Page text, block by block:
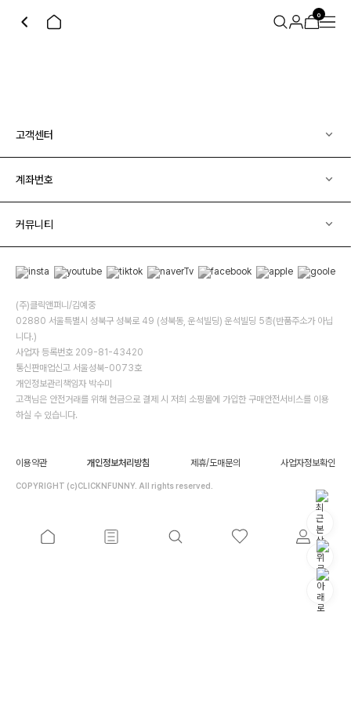
0
고객센터
계좌번호
커뮤니티
(주)클릭앤퍼니/김예중
02880 서울특별시 성북구 성북로 49 (성북동, 운석빌딩) 운석빌딩 5층(반품주소가 아닙
니다.)
사업자 등록번호 209-81-43420
통신판매업신고 서울성북-0073호
개인정보관리책임자 박수미
고객님은 안전거래를 위해 현금으로 결제 시 저희 소핑몰에 가입한 구매안전서비스를 이용
하실 수 있습니다.
이용약관 개인정보처리방침 제휴/도매문의 사업자정보확인
COPYRIGHT (c)CLICKNFUNNY. All rights reserved.